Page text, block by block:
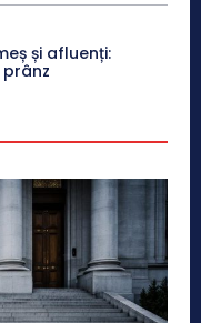
și afluenți: